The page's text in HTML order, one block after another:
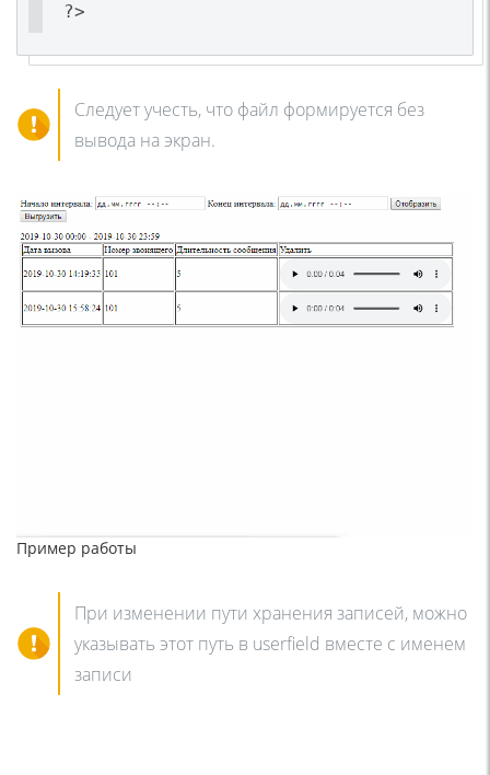
?>
Следует учесть, что файл формируется без
вывода на экран.
Пример работы
При изменении пути хранения записей, можно
указывать этот путь в userfield вместе с именем
записи